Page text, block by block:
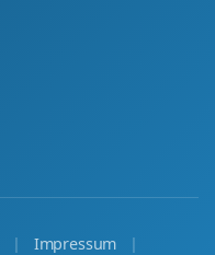
| Impressum |